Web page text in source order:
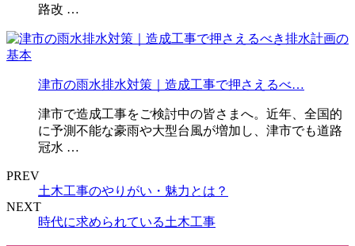
路改 …
津市の雨水排水対策｜造成工事で押さえるべ…
津市で造成工事をご検討中の皆さまへ。近年、全国的
に予測不能な豪雨や大型台風が増加し、津市でも道路
冠水 …
PREV
土木工事のやりがい・魅力とは？
NEXT
時代に求められている土木工事